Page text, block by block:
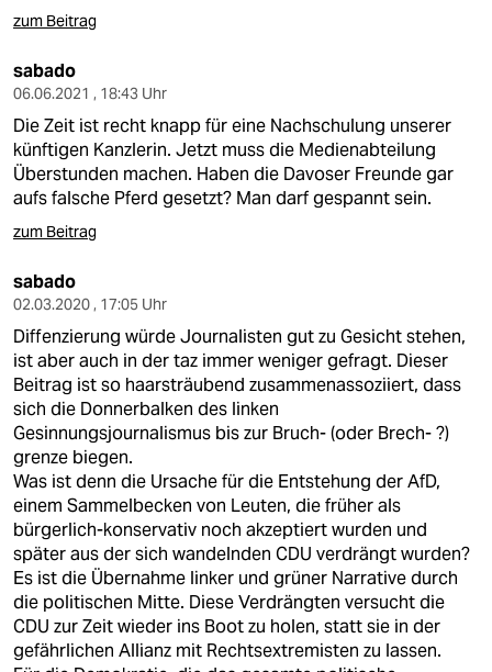
zum Beitrag
sabado
06.06.2021 , 18:43 Uhr
Die Zeit ist recht knapp für eine Nachschulung unserer
künftigen Kanzlerin. Jetzt muss die Medienabteilung
Überstunden machen. Haben die Davoser Freunde gar
aufs falsche Pferd gesetzt? Man darf gespannt sein.
zum Beitrag
sabado
02.03.2020 , 17:05 Uhr
Diffenzierung würde Journalisten gut zu Gesicht stehen,
ist aber auch in der taz immer weniger gefragt. Dieser
Beitrag ist so haarsträubend zusammenassoziiert, dass
sich die Donnerbalken des linken
Gesinnungsjournalismus bis zur Bruch- (oder Brech- ?)
grenze biegen.
Was ist denn die Ursache für die Entstehung der AfD,
einem Sammelbecken von Leuten, die früher als
bürgerlich-konservativ noch akzeptiert wurden und
später aus der sich wandelnden CDU verdrängt wurden?
Es ist die Übernahme linker und grüner Narrative durch
die politischen Mitte. Diese Verdrängten versucht die
CDU zur Zeit wieder ins Boot zu holen, statt sie in der
gefährlichen Allianz mit Rechtsextremisten zu lassen.